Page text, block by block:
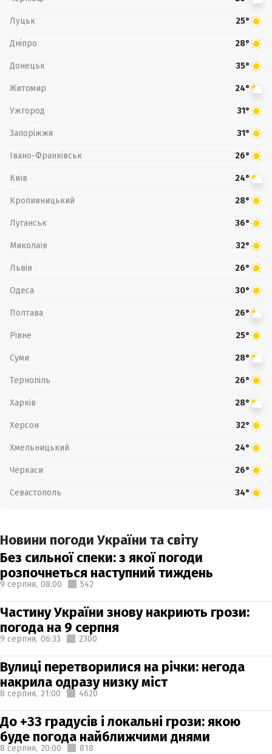
Луцьк 25°
Дніпро 28°
Донецьк 35°
Житомир 24°
Ужгород 31°
Запоріжжя 31°
Івано-Франківськ 26°
Київ 24°
Кропивницький 28°
Луганськ 36°
Миколаїв 32°
Львів 26°
Одеса 30°
Полтава 26°
Рівне 25°
Суми 28°
Тернопіль 26°
Харків 28°
Херсон 32°
Хмельницький 24°
Черкаси 26°
Севастополь 34°
Новини погоди України та світу
Без сильної спеки: з якої погоди
розпочнеться наступний тиждень
9 серпня, 08:00 542
Частину України знову накриють грози:
погода на 9 серпня
9 серпня, 06:33 2300
Вулиці перетворилися на річки: негода
накрила одразу низку міст
8 серпня, 21:00 4620
До +33 градусів і локальні грози: якою
буде погода найближчими днями
8 серпня, 20:00 818